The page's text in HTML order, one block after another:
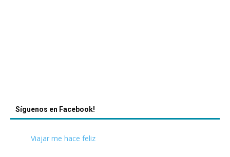
Síguenos en Facebook!
Viajar me hace feliz